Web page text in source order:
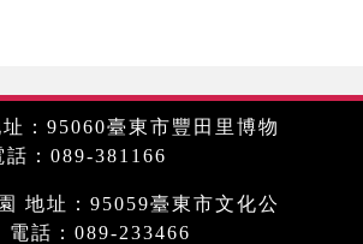
：95060臺東市豐田里博物
：089-381166
地址：95059臺東市文化公
電話：089-233466